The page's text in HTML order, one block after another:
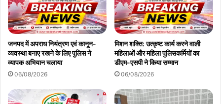
जनपद में अपराध नियंत्रण एवं कानून-
व्यवस्था बनाए रखने के लिए पुलिस ने
व्यापक अभियान चलाया
06/08/2026
मिशन शक्ति: उत्कृष्ट कार्य करने वाली
महिलाओं और महिला पुलिसकर्मियों का
डीएम-एसपी ने किया सम्मान
06/08/2026